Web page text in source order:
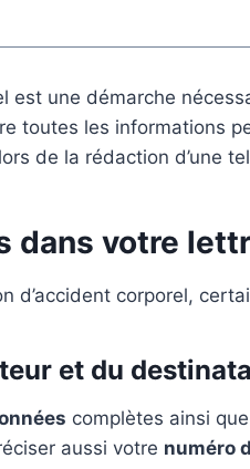
est une démarche
toutes les informations
de la rédaction d’une
dans votre
d’accident corporel,
et du
complètes ainsi
aussi votre numéro